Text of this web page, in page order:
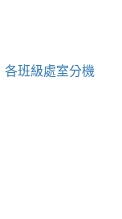
各班級處室分機